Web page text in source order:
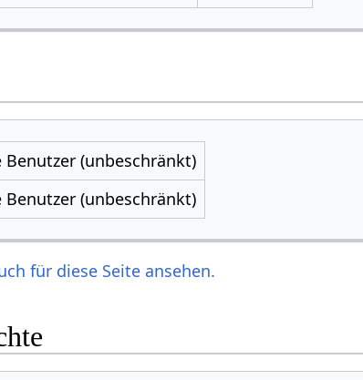
Benutzer (unbeschränkt)
Benutzer (unbeschränkt)
für diese Seite ansehen.